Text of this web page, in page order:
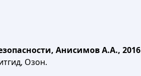
Анисимов А.А., 2016
Озон.